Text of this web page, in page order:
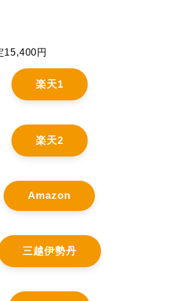
15,400円
楽天1
楽天2
Amazon
三越伊勢丹